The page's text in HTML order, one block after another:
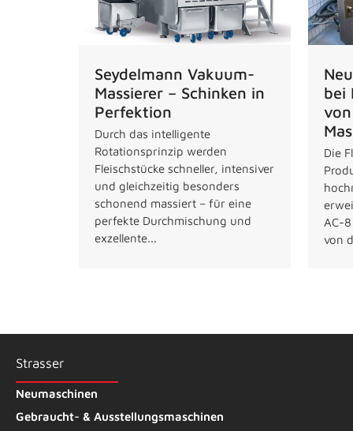
Seydelmann Vakuum-
Massierer – Schinken in
Perfektion
Durch das intelligente
Rotationsprinzip werden
Fleischstücke schneller, intensiver
und gleichzeitig besonders
schonend massiert – für eine
perfekte Durchmischung und
exzellente...
bei
Die
AC-
von
Strasser
Neumaschinen
Gebraucht- & Ausstellungsmaschinen